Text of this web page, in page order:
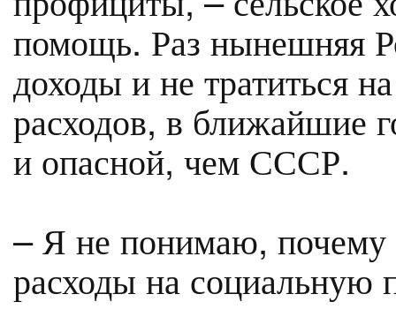
помощь. Раз нынешняя
доходы и не тратиться
расходов, в ближайшие
и опасной, чем СССР.
– Я не понимаю, почему
расходы на социальную